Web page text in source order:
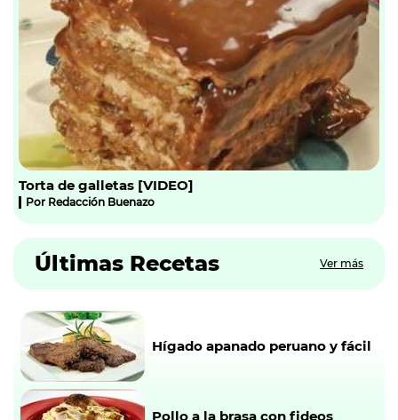
Torta de galletas [VIDEO]
Por Redacción Buenazo
Últimas Recetas Ver más
Hígado apanado peruano y fácil
Pollo a la brasa con fideos